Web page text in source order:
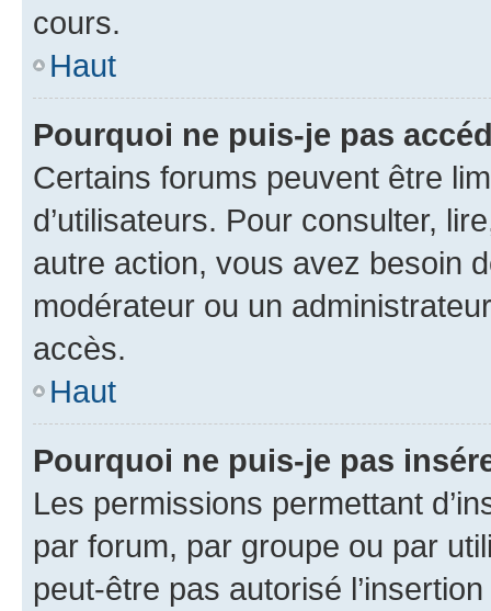
cours.
Haut
Pourquoi ne puis-je pas
Certains forums peuvent être
d’utilisateurs. Pour consulter,
autre action, vous avez besoin
modérateur ou un
accès.
Haut
Pourquoi ne puis-je pas
Les permissions permettant
par forum, par groupe ou par
peut-être pas autorisé